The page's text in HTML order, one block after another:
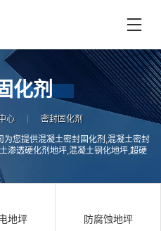
化剂
心 密封固化剂
您提供混凝土密封固化剂,混凝土密封
渗透硬化剂地坪,混凝土钢化地坪,超硬
灰起砂处理,地面维修翻新服务
地坪 防腐蚀地坪